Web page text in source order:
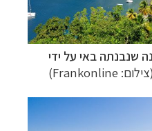
שנבנתה באי על ידי
(צילום: )